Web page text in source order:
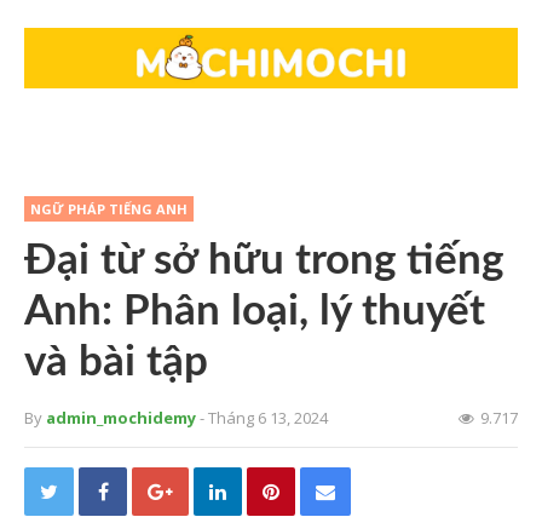
NGỮ PHÁP TIẾNG ANH
Đại từ sở hữu trong tiếng
Anh: Phân loại, lý thuyết
và bài tập
By admin_mochidemy- Tháng 6 13, 2024 9.717